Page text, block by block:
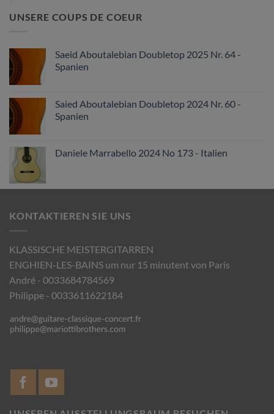
UNSERE COUPS DE COEUR
Saeid Aboutalebian Doubletop 2025 Nr. 64 -
Spanien
Saied Aboutalebian Doubletop 2024 Nr. 60 -
Spanien
Daniele Marrabello 2024 No 173 - Italien
KONTAKTIEREN SIE UNS
KLASSISCHE MEISTERGITARREN
ENGHIEN-LES-BAINS um nur 15 minutent von Paris
André - 0033684784569
Philippe - 0033611622184